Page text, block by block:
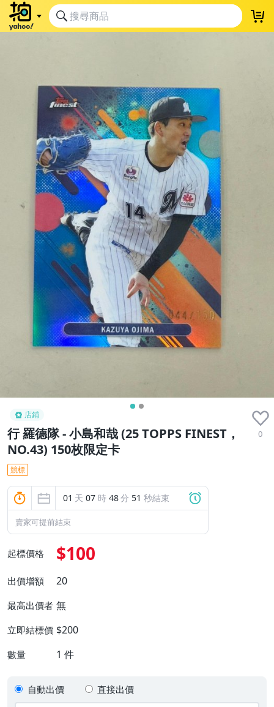
店鋪
行 羅德隊 - 小島和哉 (25 TOPPS FINEST，
NO.43) 150枚限定卡
0
競標
01 天 07 時 48分 50 秒結束
賣家可提前結束
起標價格 $100
出價增額 20
最高出價者 無
立即結標價 $200
數量 1 件
自動出價 直接出價